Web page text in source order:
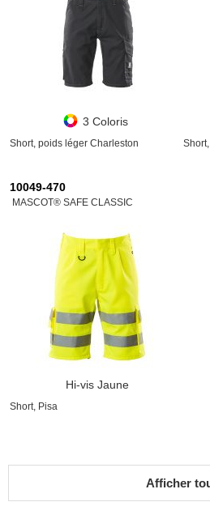
3 Coloris
Short, poids léger Charleston
10049-470
MASCOT® SAFE CLASSIC
Hi-vis Jaune
Short, Pisa
Afficher